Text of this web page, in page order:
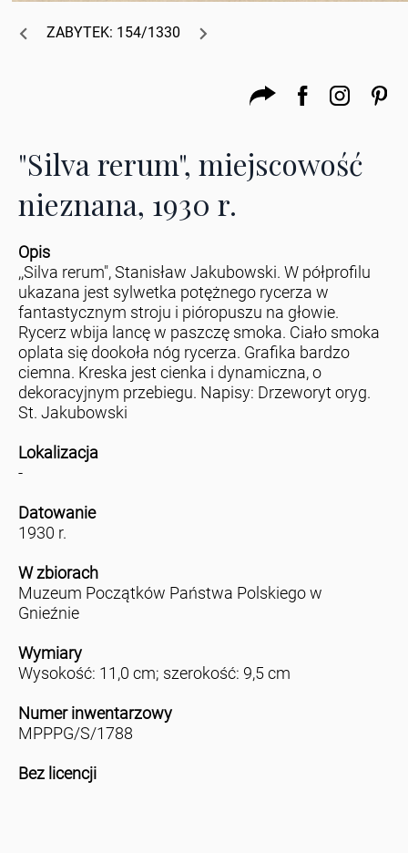
ZABYTEK: 154/1330
"Silva rerum", miejscowość
nieznana, 1930 r.
Opis
,,Silva rerum", Stanisław Jakubowski. W półprofilu
ukazana jest sylwetka potężnego rycerza w
fantastycznym stroju i pióropuszu na głowie.
Rycerz wbija lancę w paszczę smoka. Ciało smoka
oplata się dookoła nóg rycerza. Grafika bardzo
ciemna. Kreska jest cienka i dynamiczna, o
dekoracyjnym przebiegu. Napisy: Drzeworyt oryg.
St. Jakubowski
Lokalizacja
-
Datowanie
1930 r.
W zbiorach
Muzeum Początków Państwa Polskiego w
Gnieźnie
Wymiary
Wysokość: 11,0 cm; szerokość: 9,5 cm
Numer inwentarzowy
MPPPG/S/1788
Bez licencji